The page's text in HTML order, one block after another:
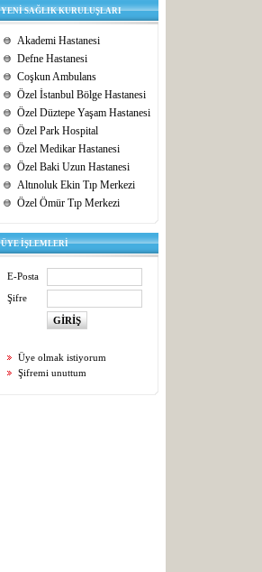
YENİ SAĞLIK KURULUŞLARI
Akademi Hastanesi
Defne Hastanesi
Coşkun Ambulans
Özel İstanbul Bölge Hastanesi
Özel Düztepe Yaşam Hastanesi
Özel Park Hospital
Özel Medikar Hastanesi
Özel Baki Uzun Hastanesi
Altınoluk Ekin Tıp Merkezi
Özel Ömür Tıp Merkezi
ÜYE İŞLEMLERİ
E-Posta
Şifre
Üye olmak istiyorum
Şifremi unuttum